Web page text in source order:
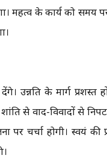
महत्व के कार्य को समय
उन्नति के मार्ग प्रशस्त
शांति से वाद-विवादों से
पर चर्चा होगी। स्वयं की